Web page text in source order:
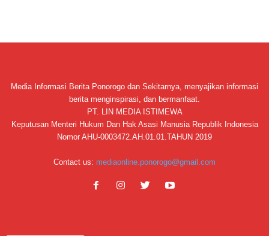
Media Informasi Berita Ponorogo dan Sekitarnya, menyajikan informasi
berita menginspirasi, dan bermanfaat.
PT. LIN MEDIA ISTIMEWA
Keputusan Menteri Hukum Dan Hak Asasi Manusia Republik Indonesia
Nomor AHU-0003472.AH.01.01.TAHUN 2019
Contact us: mediaonline.ponorogo@gmail.com